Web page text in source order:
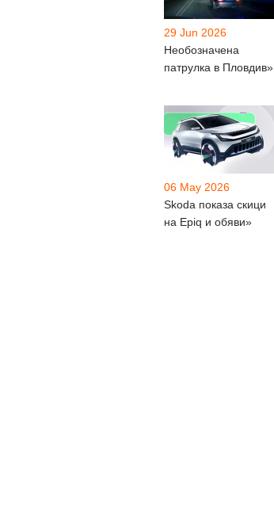
29 Jun 2026
Необозначена
патрулка в Пловдив»
06 May 2026
Skoda показа скици
на Epiq и обяви»